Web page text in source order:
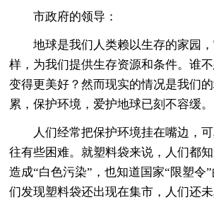
市政府的领导：
地球是我们人类赖以生存的家园
样，为我们提供生存资源和条件。谁
变得更美好？然而现实的情况是我们
累，保护环境，爱护地球已刻不容缓。
人们经常把保护环境挂在嘴边，
往有些困难。就塑料袋来说，人们都
造成“白色污染”，也知道国家“限塑令
们发现塑料袋还出现在集市，人们还